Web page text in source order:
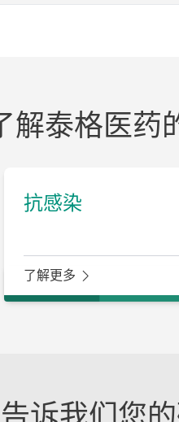
解泰格医药
抗感染
了解更多